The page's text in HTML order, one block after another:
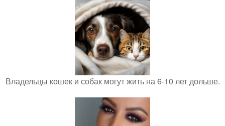
Владельцы кошек и собак могут жить на 6-10 лет дольше.